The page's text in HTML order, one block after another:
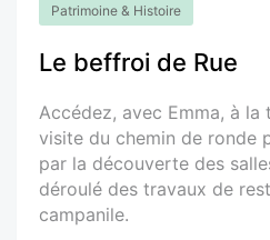
Patrimoine & Histoire
Le beffroi de Rue
Accédez, avec Emma, à
visite du chemin de ronde
par la découverte des
déroulé des travaux de
campanile.